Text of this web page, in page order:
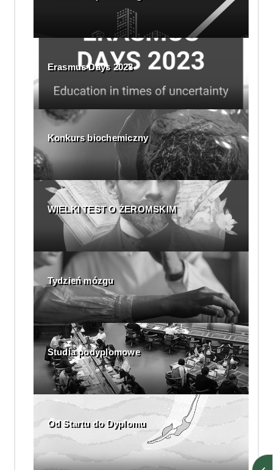
Erasmus Days 2023
Konkurs biochemiczny
WIELKI TEST O ŻEROMSKIM
Tydzień mózgu
Studia podyplomowe
Od Startu do Dyplomu